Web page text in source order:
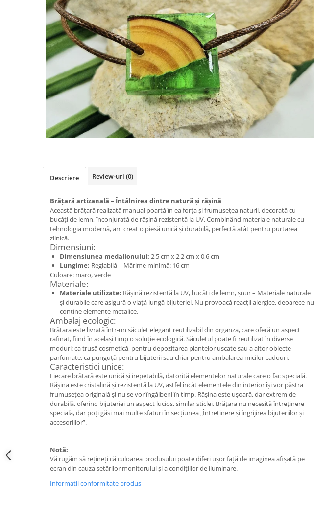
Colier / Pandantiv
Bijuterii copii
Colier / Pandantiv
Colier de prietenie
Accesorii păr
Colier / Pandantiv
Brățară de gleznă
Bijuterii aliaj metalic
Colier / Pandantiv
Mărgele / talisman
Bijuterii din Floarea de colț
Colier / Pandantiv
Suport bijuterii
Bijuterii cu cristale naturale
Brățară
Bijuterii din lemn
Descriere Review-uri (0)
Brățară artizanală – Întâlnirea dintre natură și rășină
Această brățară realizată manual poartă în ea forța și frumusețea naturii, decorată cu
bucăți de lemn, înconjurată de rășină rezistentă la UV. Combinând materiale naturale cu
tehnologia modernă, am creat o piesă unică și durabilă, perfectă atât pentru purtarea
zilnică.
Dimensiuni:
Dimensiunea medalionului: 2,5 cm x 2,2 cm x 0,6 cm
Lungime: Reglabilă – Mărime minimă: 16 cm
Culoare: maro, verde
Materiale:
Materiale utilizate: Rășină rezistentă la UV, bucăți de lemn, șnur – Materiale naturale
și durabile care asigură o viață lungă bijuteriei. Nu provoacă reacții alergice, deoarece nu
conține elemente metalice.
Ambalaj ecologic:
Brățara este livrată într-un săculeț elegant reutilizabil din organza, care oferă un aspect
rafinat, fiind în același timp o soluție ecologică. Săculețul poate fi reutilizat în diverse
moduri: ca trusă cosmetică, pentru depozitarea plantelor uscate sau a altor obiecte
parfumate, ca punguță pentru bijuterii sau chiar pentru ambalarea micilor cadouri.
Caracteristici unice:
Fiecare brățară este unică și irepetabilă, datorită elementelor naturale care o fac specială.
Rășina este cristalină și rezistentă la UV, astfel încât elementele din interior își vor păstra
frumusețea originală și nu se vor îngălbeni în timp. Rășina este ușoară, dar extrem de
durabilă, oferind bijuteriei un aspect lucios, similar sticlei. Brățara nu necesită întreținere
specială, dar poți găsi mai multe sfaturi în secțiunea „Întreținere și îngrijirea bijuteriilor și
accesoriilor”.
Notă:
Vă rugăm să rețineți că culoarea produsului poate diferi ușor față de imaginea afișată pe
ecran din cauza setărilor monitorului și a condițiilor de iluminare.
Informatii conformitate produs